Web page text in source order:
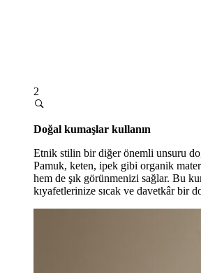
2
Doğal kumaşlar kullanın
Etnik stilin bir diğer önemli unsuru
Pamuk, keten, ipek gibi organik
hem de şık görünmenizi sağlar. Bu
kıyafetlerinize sıcak ve davetkâr bir